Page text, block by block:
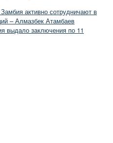
активно сотрудничают в
– Алмазбек Атамбаев
выдало заключения по 11